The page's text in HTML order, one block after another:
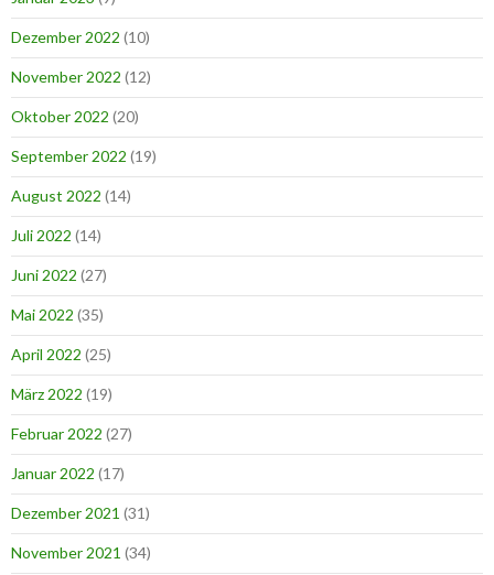
Dezember 2022 (10)
November 2022 (12)
Oktober 2022 (20)
September 2022 (19)
August 2022 (14)
Juli 2022 (14)
Juni 2022 (27)
Mai 2022 (35)
April 2022 (25)
März 2022 (19)
Februar 2022 (27)
Januar 2022 (17)
Dezember 2021 (31)
November 2021 (34)